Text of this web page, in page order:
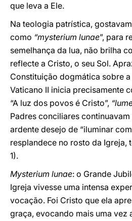
que leva a Ele.
Na teologia patrística,
como “mysterium lunae”, para
semelhança da lua, não brilha
reflecte a Cristo, o seu Sol.
Constituição dogmática sobre
Vaticano II inicia precisamente
“A luz dos povos é Cristo”,
Padres conciliares
ardente desejo de “iluminar
resplandece no rosto da Igreja,
1).
Mysterium lunae: o Grande
Igreja vivesse uma intensa
vocação. Foi Cristo que ela
graça, evocando mais uma vez